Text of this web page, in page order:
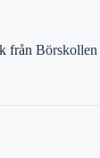
från Börskollen